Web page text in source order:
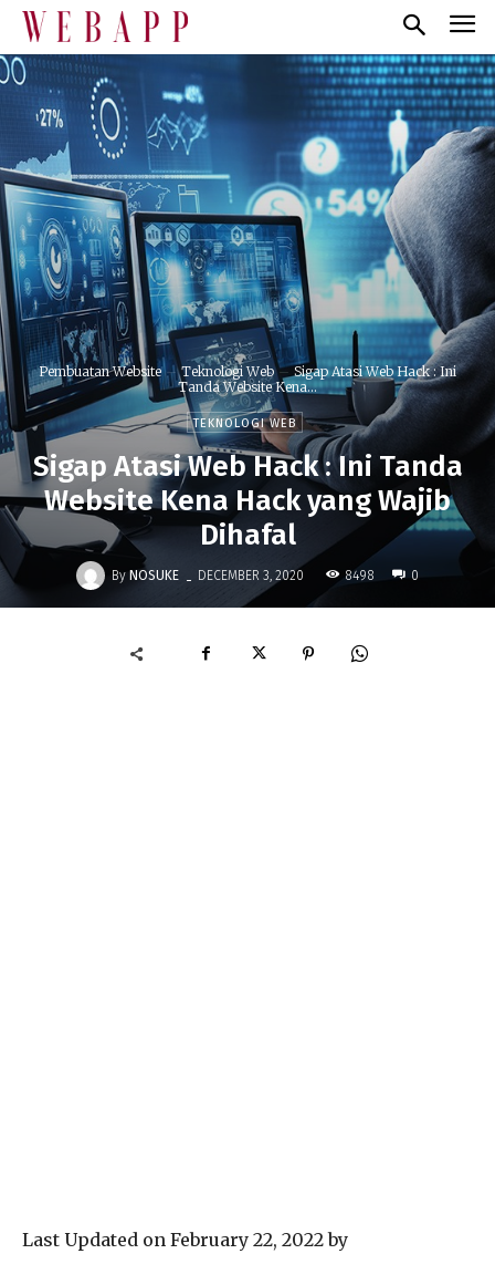
Pembuatan Website Teknologi Web
Sigap Atasi Web Hack : Ini
Tanda Website Kena...
TEKNOLOGI WEB
Sigap Atasi Web Hack : Ini Tanda
Website Kena Hack yang Wajib
Dihafal
By NOSUKE - DECEMBER 3, 2020 8498 0
Last Updated on February 22, 2022 by